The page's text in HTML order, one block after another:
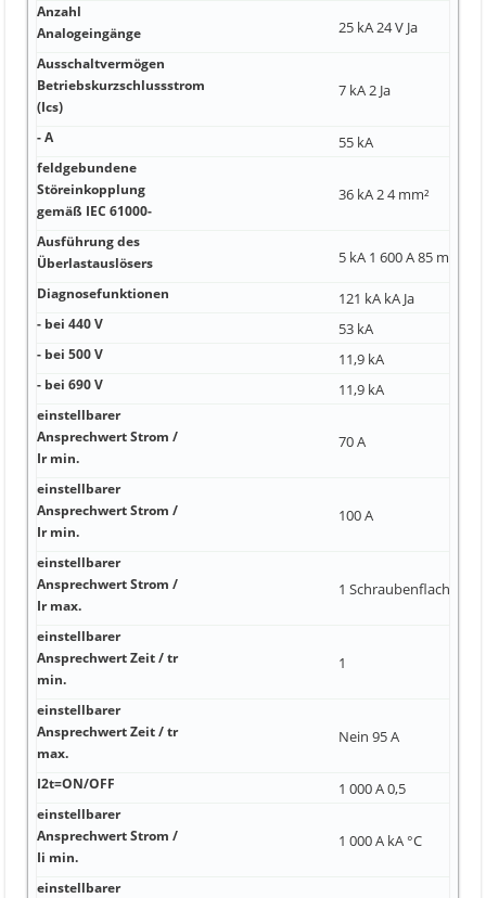
Anzahl
Analogeingänge
25 kA 24 V Ja
Ausschaltvermögen
Betriebskurzschlussstrom
(Ics)
7 kA 2 Ja
- A 55 kA
feldgebundene
Störeinkopplung
gemäß IEC 61000-
36 kA 2 4 mm²
Ausführung des
Überlastauslösers
5 kA 1 600 A 85 mm
Diagnosefunktionen 121 kA kA Ja
- bei 440 V 53 kA
- bei 500 V 11,9 kA
- bei 690 V 11,9 kA
einstellbarer
Ansprechwert Strom /
Ir min.
70 A
einstellbarer
Ansprechwert Strom /
Ir min.
100 A
einstellbarer
Ansprechwert Strom /
Ir max.
1
einstellbarer
Ansprechwert Zeit / tr
min.
1
einstellbarer
Ansprechwert Zeit / tr
max.
Nein 95 A
I2t=ON/OFF 1 000 A 0,5
einstellbarer
Ansprechwert Strom /
Ii min.
1 000 A kA °C
einstellbarer